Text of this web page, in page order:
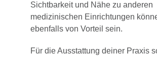
Sichtbarkeit und Nähe zu anderen
medizinischen Einrichtungen
ebenfalls von Vorteil sein.
Für die Ausstattung deiner Praxis